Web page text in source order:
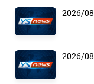
2026/
2026/